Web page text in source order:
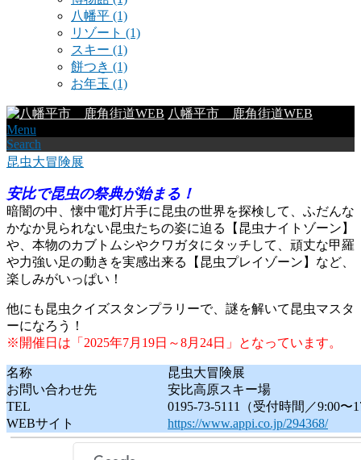
八幡平 (1)
リゾート (1)
スキー (1)
餅つき (1)
お年玉 (1)
八幡平市 鹿角街道WEB
Menu
Search
昆虫大冒険展
安比で昆虫の祭典が始まる！
暗闇の中、懐中電灯片手に昆虫の世界を探検して、ふだんな
かなか見られない昆虫たちの姿に迫る【昆虫ナイトゾーン】
や、本物のカブトムシやクワガタにタッチして、頑丈な甲羅
や力強い足の動きを実感出来る【昆虫プレイゾーン】など、
楽しみがいっぱい！
他にも昆虫クイズスタンプラリーで、謎を解いて昆虫マスタ
ーになろう！
※開催日は「2025年7月19日～8月24日」となっています。
名称
昆虫大冒険展
お問い合わせ先
安比高原スキー場
TEL
0195-73-5111（受付時間／9:00〜
WEBサイト
https://www.appi.co.jp/294368/